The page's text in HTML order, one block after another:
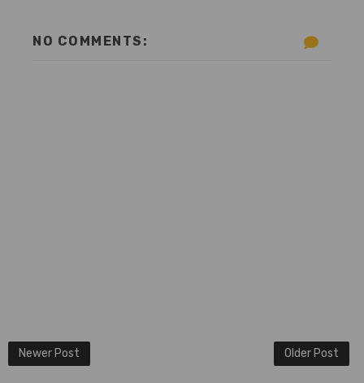
NO COMMENTS:
Newer Post Older Post